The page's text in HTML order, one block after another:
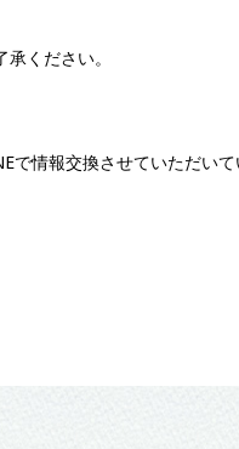
ください。
情報交換させていただいて